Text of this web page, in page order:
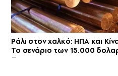
Ράλι στον χαλκό: ΗΠΑ και
Το σενάριο των 15.000